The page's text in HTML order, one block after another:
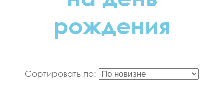
рождения
Сортировать по: